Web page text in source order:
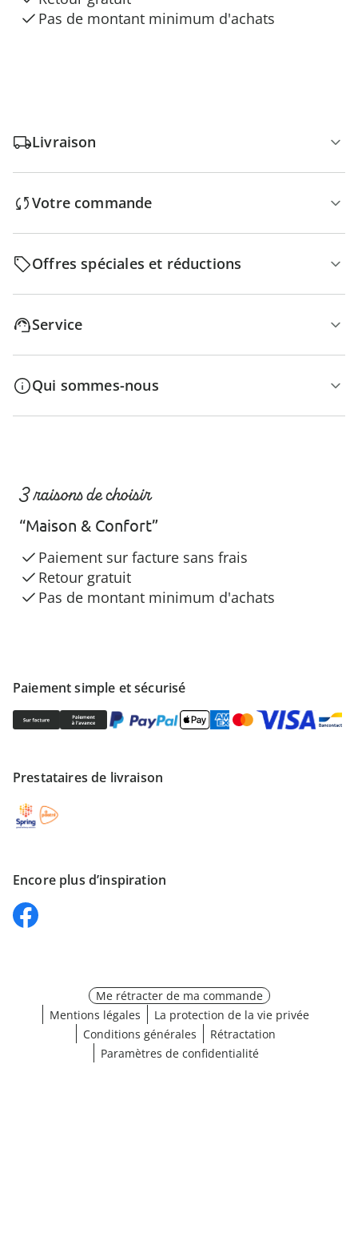
Pas de montant minimum d'achats
Livraison
Votre commande
Offres spéciales et réductions
Service
Qui sommes-nous
Paiement simple et sécurisé
Prestataires de livraison
Encore plus d’inspiration
3 raisons de choisir
“Maison & Confort”
Paiement sur facture sans frais
Retour gratuit
Pas de montant minimum d'achats
Me rétracter de ma commande
Mentions légales
La protection de la vie privée
Conditions générales
Rétractation
Paramètres de confidentialité